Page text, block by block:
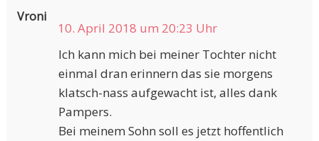
Vroni
10. April 2018 um 20:23 Uhr
Ich kann mich bei meiner Tochter nicht
einmal dran erinnern das sie morgens
klatsch-nass aufgewacht ist, alles dank
Pampers.
Bei meinem Sohn soll es jetzt hoffentlich